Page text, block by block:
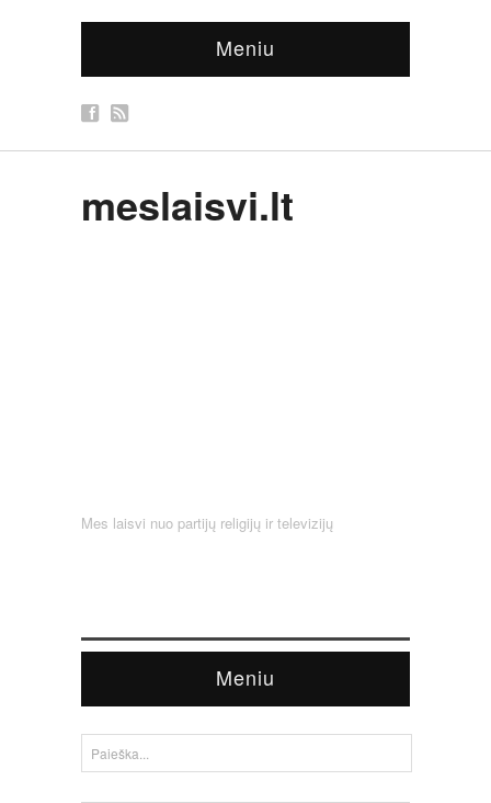
Meniu
meslaisvi.lt
Mes laisvi nuo partijų religijų ir televizijų
Meniu